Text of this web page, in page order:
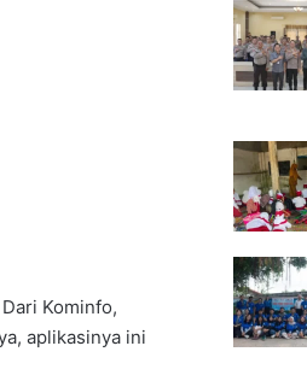
Kominfo,
aplikasinya ini